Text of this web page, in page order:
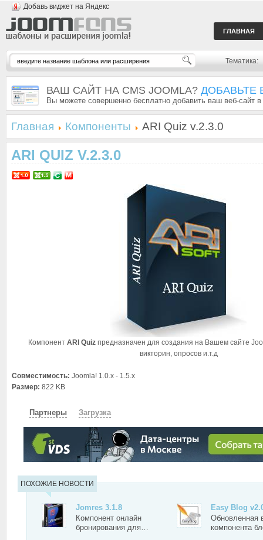
Добавь виджет на Яндекс
ГЛАВНАЯ
Тематика:
ВАШ САЙТ НА CMS JOOMLA? ДОБАВЬТЕ
Вы можете совершенно бесплатно добавить ваш веб-сайт
Главная Компоненты ARI Quiz v.2.3.0
ARI QUIZ V.2.3.0
Компонент ARI Quiz предназначен для создания на Вашем сайте
викторин, опросов и.т.д
Совместимость: Joomla! 1.0.x - 1.5.x
Размер: 822 KB
Партнеры Загрузка
СКАЧАТЬ ЗЕРКАЛО ЗЕРКАЛО №2
ПОХОЖИЕ НОВОСТИ
Jomres 3.1.8
Компонент онлайн
бронирования для…
Easy Blog
Обновленная
компонента